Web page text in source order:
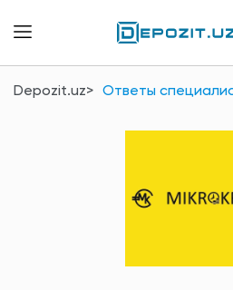
Depozit.uz Ответы